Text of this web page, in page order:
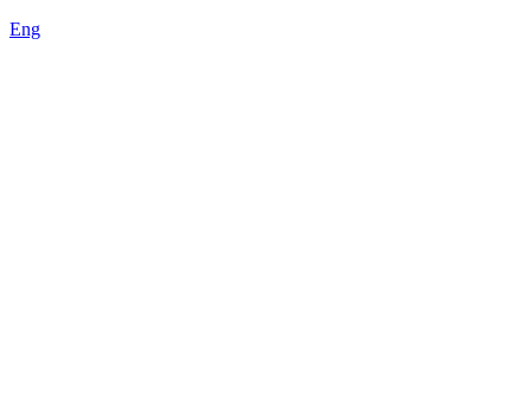
Eng